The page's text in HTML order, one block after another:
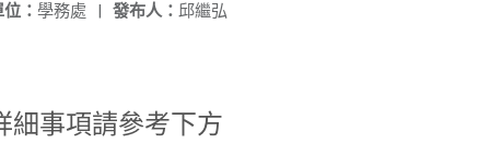
發布人： 邱繼弘
： 學務處 |
細事項請參考下方